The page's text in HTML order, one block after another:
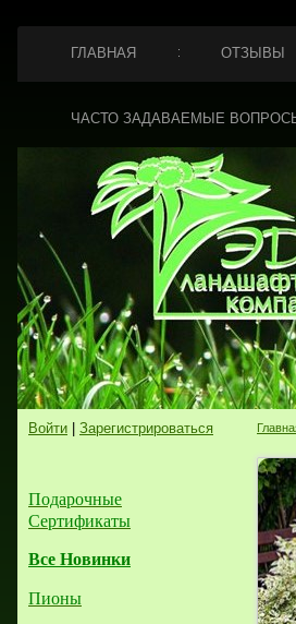
ГЛАВНАЯ ОТЗЫВЫ
ЧАСТО ЗАДАВАЕМЫЕ
Войти Зарегистрироваться
Подарочные
Сертификаты
Все Новинки
Пионы